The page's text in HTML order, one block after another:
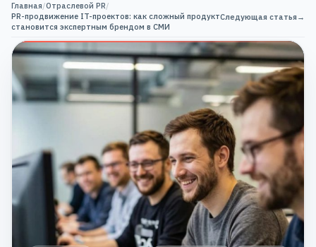
Главная/Отраслевой PR/
PR-продвижение IT-проектов: как сложный продукт
становится экспертным брендом в СМИ
Следующая статья→